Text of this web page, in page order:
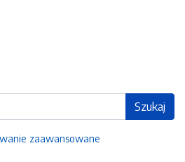
Szukaj
zaawansowane